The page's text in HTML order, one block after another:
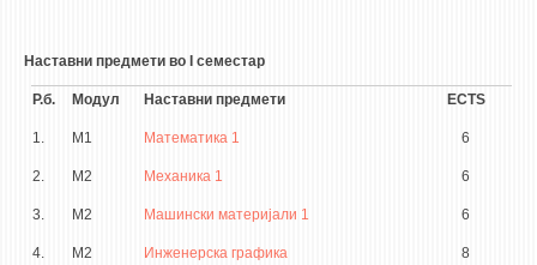
Наставни предмети во I семестар
Р.б. Модул Наставни предмети ECTS
1. М1 Математика 1 6
2. М2 Механика 1 6
3. М2 Машински материјали 1 6
4. М2 Инженерска графика 8